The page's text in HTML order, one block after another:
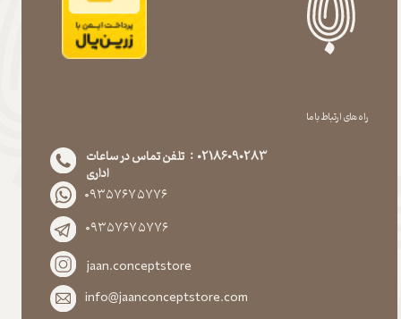
راه های ارتباط با ما
02186090283 : تلفن تماس در ساعات
اداری
۰۹۳۵۷۶۷۵۷۷۶
۰۹۳۵۷۶۷۵۷۷۶
jaan.conceptstore
info@jaanconceptstore.com